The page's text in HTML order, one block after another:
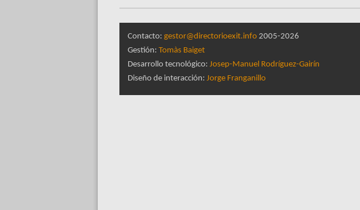
Contacto: gestor@directorioexit.info 2005-2026
Gestión: Tomàs Baiget
Desarrollo tecnológico: Josep-Manuel Rodríguez-Gairín
Diseño de interacción: Jorge Franganillo